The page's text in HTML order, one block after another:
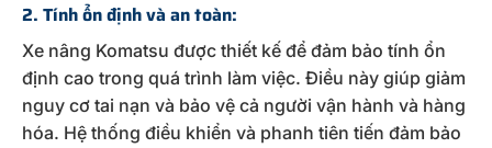
2. Tính ổn định và an toàn:
Xe nâng Komatsu được thiết kế để đảm bảo tính ổn
định cao trong quá trình làm việc. Điều này giúp giảm
nguy cơ tai nạn và bảo vệ cả người vận hành và hàng
hóa. Hệ thống điều khiển và phanh tiên tiến đảm bảo